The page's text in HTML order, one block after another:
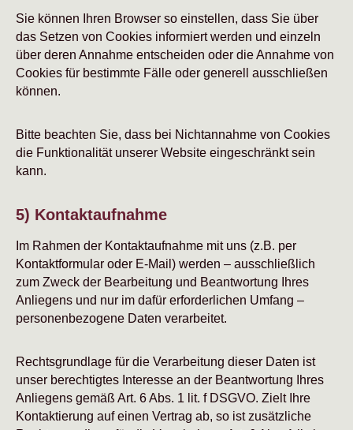
Sie können Ihren Browser so einstellen, dass Sie über
das Setzen von Cookies informiert werden und einzeln
über deren Annahme entscheiden oder die Annahme von
Cookies für bestimmte Fälle oder generell ausschließen
können.
Bitte beachten Sie, dass bei Nichtannahme von Cookies
die Funktionalität unserer Website eingeschränkt sein
kann.
5) Kontaktaufnahme
Im Rahmen der Kontaktaufnahme mit uns (z.B. per
Kontaktformular oder E-Mail) werden – ausschließlich
zum Zweck der Bearbeitung und Beantwortung Ihres
Anliegens und nur im dafür erforderlichen Umfang –
personenbezogene Daten verarbeitet.
Rechtsgrundlage für die Verarbeitung dieser Daten ist
unser berechtigtes Interesse an der Beantwortung Ihres
Anliegens gemäß Art. 6 Abs. 1 lit. f DSGVO. Zielt Ihre
Kontaktierung auf einen Vertrag ab, so ist zusätzliche